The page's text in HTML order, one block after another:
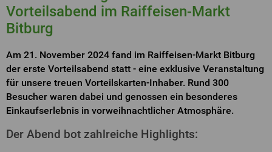
Vorteilsabend im Raiffeisen-Markt
Bitburg
Am 21. November 2024 fand im Raiffeisen-Markt Bitburg
der erste Vorteilsabend statt - eine exklusive Veranstaltung
für unsere treuen Vorteilskarten-Inhaber. Rund 300
Besucher waren dabei und genossen ein besonderes
Einkaufserlebnis in vorweihnachtlicher Atmosphäre.
Der Abend bot zahlreiche Highlights: